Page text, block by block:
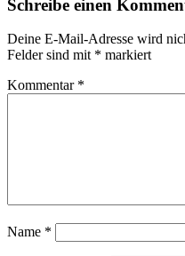
Schreibe einen
Deine E-Mail-Adresse wird
Felder sind mit * markiert
Kommentar *
Name *